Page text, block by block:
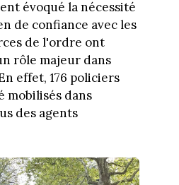
évoqué la nécessité
de confiance avec les
de l'ordre ont
rôle majeur dans
effet, 176 policiers
mobilisés dans
des agents